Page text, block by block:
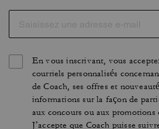
En vous inscrivant, vous
courriels personnalisés
de Coach, ses offres et
informations sur la façon de
aux concours ou aux promotions
J’accepte que Coach puisse